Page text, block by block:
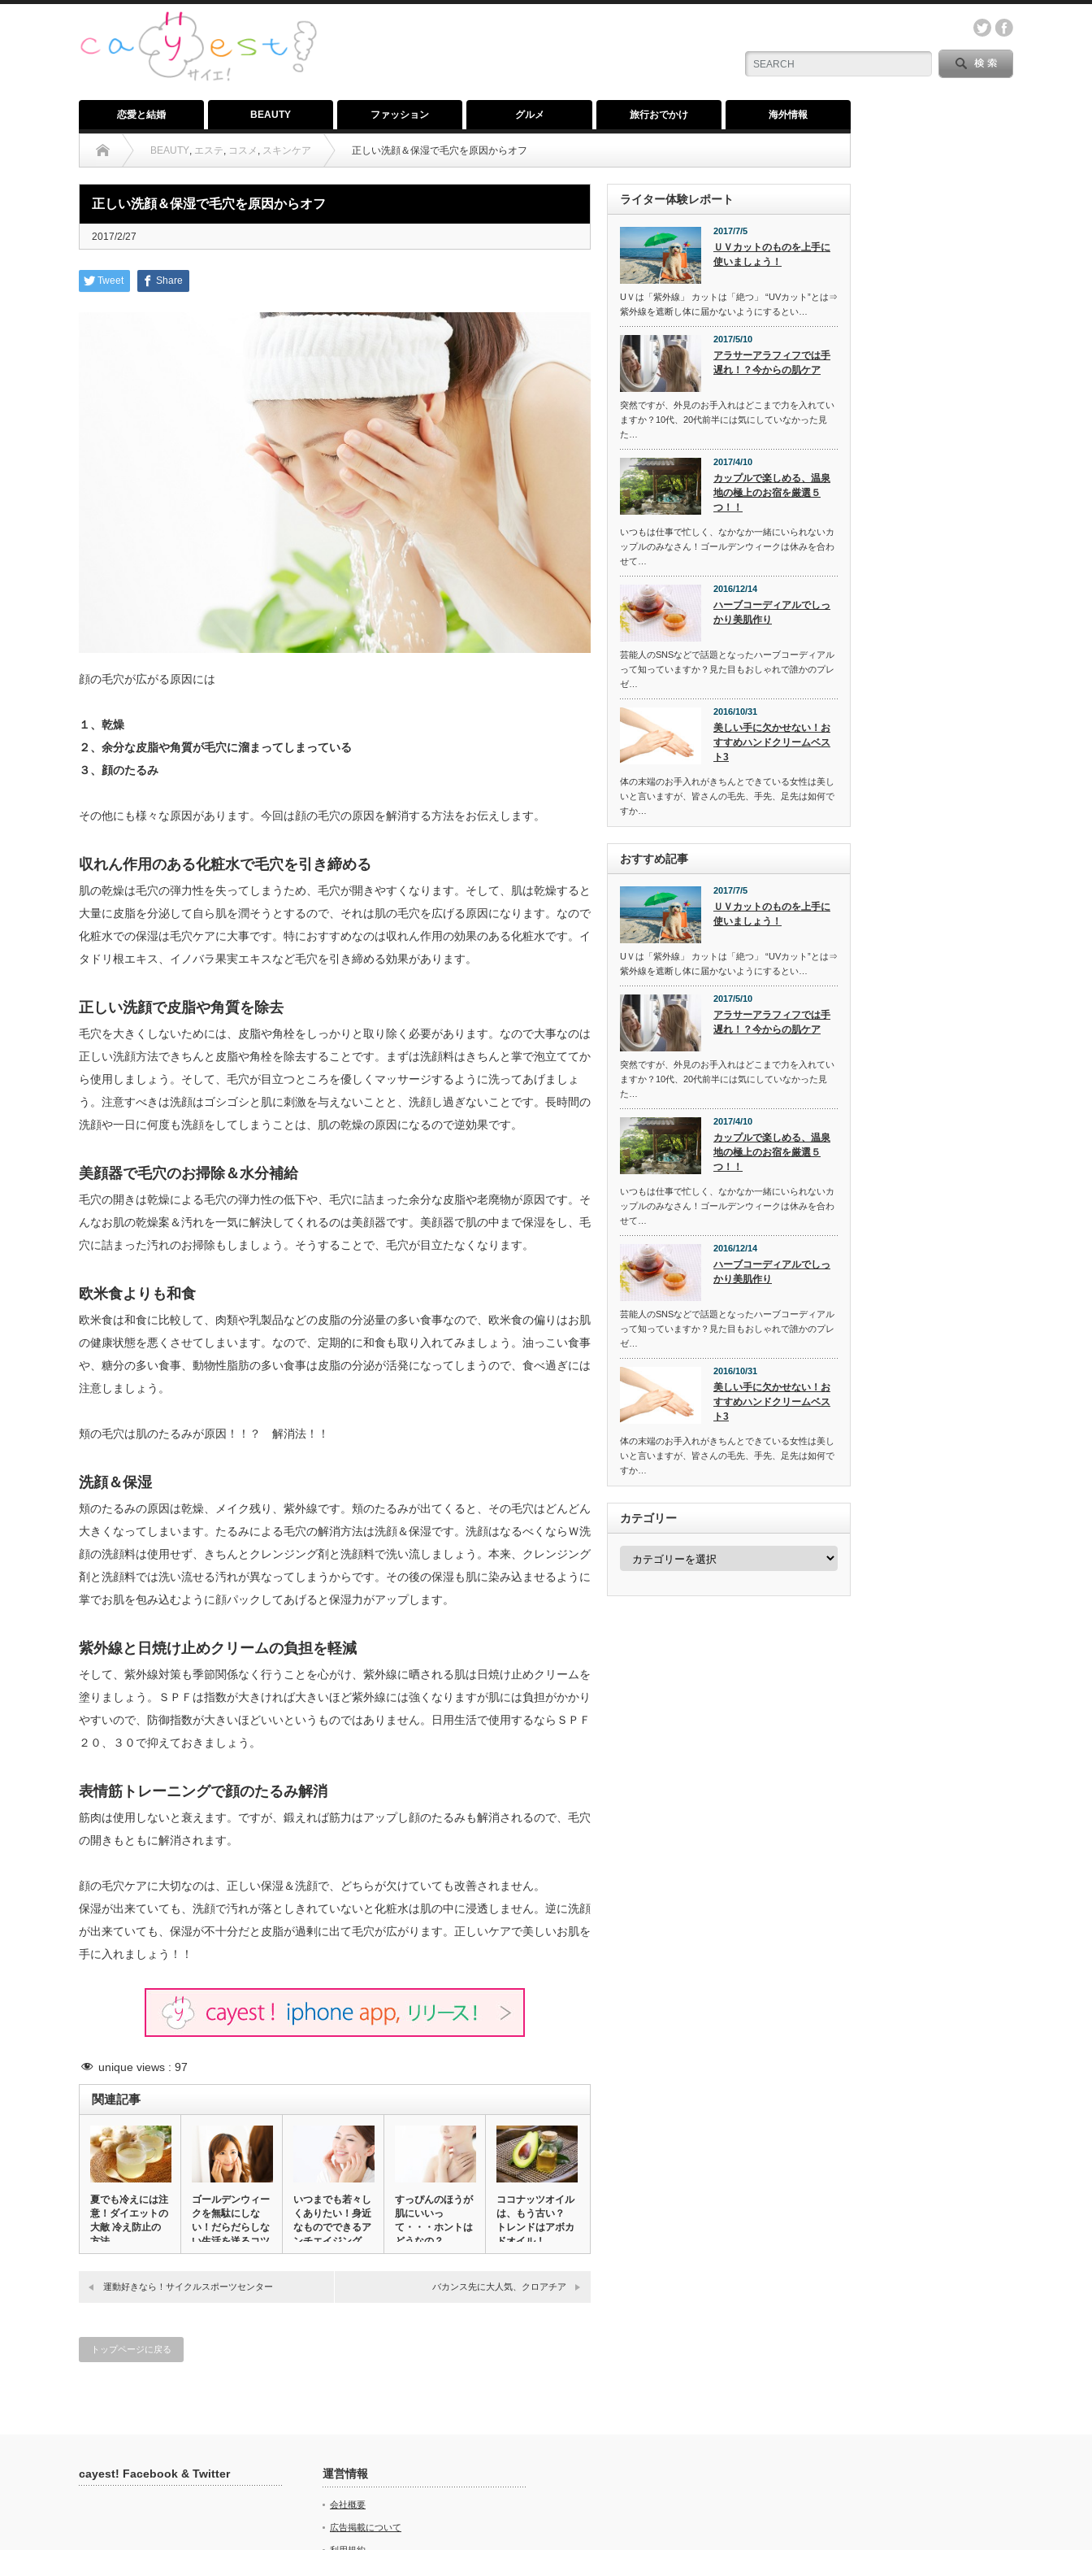
恋愛と結婚 BEAUTY ファッション グルメ 旅行おでかけ 海外情報
BEAUTY, エステ, コスメ , スキンケア 正しい洗顔＆保湿で毛穴を原因からオフ
正しい洗顔＆保湿で毛穴を原因からオフ
2017/2/27
Tweet Share
顔の毛穴が広がる原因には
１、乾燥
２、余分な皮脂や角質が毛穴に溜まってしまっている
３、顔のたるみ
その他にも様々な原因があります。今回は顔の毛穴の原因を解消する方法をお伝えします。
収れん作用のある化粧水で毛穴を引き締める
肌の乾燥は毛穴の弾力性を失ってしまうため、毛穴が開きやすくなります。そして、肌は乾燥すると
大量に皮脂を分泌して自ら肌を潤そうとするので、それは肌の毛穴を広げる原因になります。なので
化粧水での保湿は毛穴ケアに大事です。特におすすめなのは収れん作用の効果のある化粧水です。イ
タドリ根エキス、イノバラ果実エキスなど毛穴を引き締める効果があります。
正しい洗顔で皮脂や角質を除去
毛穴を大きくしないためには、皮脂や角栓をしっかりと取り除く必要があります。なので大事なのは
正しい洗顔方法できちんと皮脂や角栓を除去することです。まずは洗顔料はきちんと掌で泡立ててか
ら使用しましょう。そして、毛穴が目立つところを優しくマッサージするように洗ってあげましょ
う。注意すべきは洗顔はゴシゴシと肌に刺激を与えないことと、洗顔し過ぎないことです。長時間の
洗顔や一日に何度も洗顔をしてしまうことは、肌の乾燥の原因になるので逆効果です。
美顔器で毛穴のお掃除＆水分補給
毛穴の開きは乾燥による毛穴の弾力性の低下や、毛穴に詰まった余分な皮脂や老廃物が原因です。そ
んなお肌の乾燥案＆汚れを一気に解決してくれるのは美顔器です。美顔器で肌の中まで保湿をし、毛
穴に詰まった汚れのお掃除もしましょう。そうすることで、毛穴が目立たなくなります。
欧米食よりも和食
欧米食は和食に比較して、肉類や乳製品などの皮脂の分泌量の多い食事なので、欧米食の偏りはお肌
の健康状態を悪くさせてしまいます。なので、定期的に和食も取り入れてみましょう。油っこい食事
や、糖分の多い食事、動物性脂肪の多い食事は皮脂の分泌が活発になってしまうので、食べ過ぎには
注意しましょう。
頬の毛穴は肌のたるみが原因！！？ 解消法！！
洗顔＆保湿
頬のたるみの原因は乾燥、メイク残り、紫外線です。頬のたるみが出てくると、その毛穴はどんどん
大きくなってしまいます。たるみによる毛穴の解消方法は洗顔＆保湿です。洗顔はなるべくならＷ洗
顔の洗顔料は使用せず、きちんとクレンジング剤と洗顔料で洗い流しましょう。本来、クレンジング
剤と洗顔料では洗い流せる汚れが異なってしまうからです。その後の保湿も肌に染み込ませるように
掌でお肌を包み込むように顔パックしてあげると保湿力がアップします。
紫外線と日焼け止めクリームの負担を軽減
そして、紫外線対策も季節関係なく行うことを心がけ、紫外線に晒される肌は日焼け止めクリームを
塗りましょう。ＳＰＦは指数が大きければ大きいほど紫外線には強くなりますが肌には負担がかかり
やすいので、防御指数が大きいほどいいというものではありません。日用生活で使用するならＳＰＦ
２０、３０で抑えておきましょう。
表情筋トレーニングで顔のたるみ解消
筋肉は使用しないと衰えます。ですが、鍛えれば筋力はアップし顔のたるみも解消されるので、毛穴
の開きもともに解消されます。
顔の毛穴ケアに大切なのは、正しい保湿＆洗顔で、どちらが欠けていても改善されません。
保湿が出来ていても、洗顔で汚れが落としきれていないと化粧水は肌の中に浸透しません。逆に洗顔
が出来ていても、保湿が不十分だと皮脂が過剰に出て毛穴が広がります。正しいケアで美しいお肌を
手に入れましょう！！
unique views : 97
関連記事
夏でも冷えには注
意！ダイエットの
大敵 冷え防止の
方法
ゴールデンウィー
クを無駄にしな
い！だらだらしな
い生活を送るコツ
いつまでも若々し
くありたい！身近
なものでできるア
ンチエイジング
すっぴんのほうが
肌にいいっ
て・・・ホントは
どうなの？
ココナッツオイル
は、もう古い？
トレンドはアボカ
ドオイル！
運動好きなら！サイクルスポーツセンター バカンス先に大人気、クロアチア
トップページに戻る
ライター体験レポート
2017/7/5
ＵＶカットのものを上手に
使いましょう！
UＶは「紫外線」 カットは「絶つ」 “UVカット”とは⇒
紫外線を遮断し体に届かないようにするとい…
2017/5/10
アラサーアラフィフでは手
遅れ！？今からの肌ケア
突然ですが、外見のお手入れはどこまで力を入れてい
ますか？10代、20代前半には気にしていなかった見
た…
2017/4/10
カップルで楽しめる、温泉
地の極上のお宿を厳選５
つ！！
いつもは仕事で忙しく、なかなか一緒にいられないカ
ップルのみなさん！ゴールデンウィークは休みを合わ
せて…
2016/12/14
ハーブコーディアルでしっ
かり美肌作り
芸能人のSNSなどで話題となったハーブコーディアル
って知っていますか？見た目もおしゃれで誰かのプレ
ゼ…
2016/10/31
美しい手に欠かせない！お
すすめハンドクリームベス
ト3
体の末端のお手入れがきちんとできている女性は美し
いと言いますが、皆さんの毛先、手先、足先は如何で
すか…
おすすめ記事
2017/7/5
ＵＶカットのものを上手に
使いましょう！
UＶは「紫外線」 カットは「絶つ」 “UVカット”とは⇒
紫外線を遮断し体に届かないようにするとい…
2017/5/10
アラサーアラフィフでは手
遅れ！？今からの肌ケア
突然ですが、外見のお手入れはどこまで力を入れてい
ますか？10代、20代前半には気にしていなかった見
た…
2017/4/10
カップルで楽しめる、温泉
地の極上のお宿を厳選５
つ！！
いつもは仕事で忙しく、なかなか一緒にいられないカ
ップルのみなさん！ゴールデンウィークは休みを合わ
せて…
2016/12/14
ハーブコーディアルでしっ
かり美肌作り
芸能人のSNSなどで話題となったハーブコーディアル
って知っていますか？見た目もおしゃれで誰かのプレ
ゼ…
2016/10/31
美しい手に欠かせない！お
すすめハンドクリームベス
ト3
体の末端のお手入れがきちんとできている女性は美し
いと言いますが、皆さんの毛先、手先、足先は如何で
すか…
カテゴリー
カ
ー
cayest! Facebook & Twitter 運営情報
会社概要
広告掲載について